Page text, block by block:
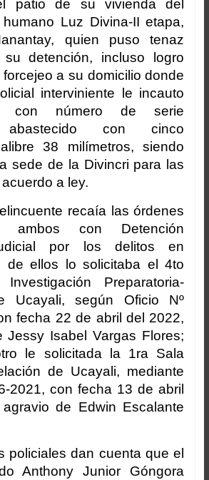
patio de su vivienda del
Luz Divina-II etapa,
quien puso tenaz
detención, incluso logro
a su domicilio donde
interviniente le incauto
con número de serie
abastecido con cinco
38 milímetros, siendo
sede de la Divincri para las
a ley.
recaía las órdenes
ambos con Detención
por los delitos en
de ellos lo solicitaba el 4to
Preparatoria-
Ucayali, según Oficio Nº
fecha 22 de abril del 2022,
Jessy Isabel Vargas Flores;
le solicitada la 1ra Sala
de Ucayali, mediante
2021, con fecha 13 de abril
de Edwin Escalante
policiales dan cuenta que el
Anthony Junior Góngora